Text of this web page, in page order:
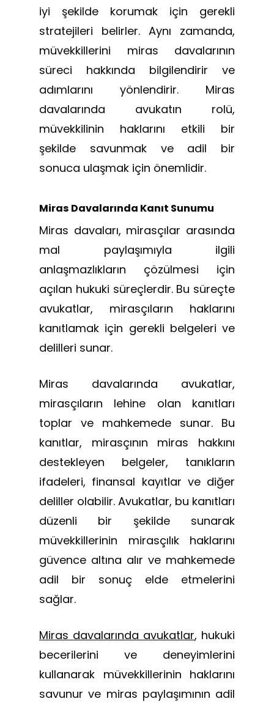
iyi şekilde korumak için gerekli
stratejileri belirler. Aynı zamanda,
müvekkillerini miras davalarının
süreci hakkında bilgilendirir ve
adımlarını yönlendirir. Miras
davalarında avukatın rolü,
müvekkilinin haklarını etkili bir
şekilde savunmak ve adil bir
sonuca ulaşmak için önemlidir.
Miras Davalarında Kanıt Sunumu
Miras davaları, mirasçılar arasında
mal paylaşımıyla ilgili
anlaşmazlıkların çözülmesi için
açılan hukuki süreçlerdir. Bu süreçte
avukatlar, mirasçıların haklarını
kanıtlamak için gerekli belgeleri ve
delilleri sunar.
Miras davalarında avukatlar,
mirasçıların lehine olan kanıtları
toplar ve mahkemede sunar. Bu
kanıtlar, mirasçının miras hakkını
destekleyen belgeler, tanıkların
ifadeleri, finansal kayıtlar ve diğer
deliller olabilir. Avukatlar, bu kanıtları
düzenli bir şekilde sunarak
müvekkillerinin mirasçılık haklarını
güvence altına alır ve mahkemede
adil bir sonuç elde etmelerini
sağlar.
Miras davalarında avukatlar, hukuki
becerilerini ve deneyimlerini
kullanarak müvekkillerinin haklarını
savunur ve miras paylaşımının adil